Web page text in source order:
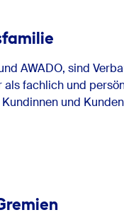
AWADO, sind
als fachlich und
und